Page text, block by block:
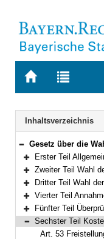
Zur
Zur
letzten
Suche
Inhaltsverzeichnis
Bereich reduzieren
Gesetz über die Wahl der Gemeinderäte, der Bürgermeister, der Kreistage und
Bereich erweitern
Erster Teil
Bereich erweitern
Zweiter Teil Wahl der
Bereich erweitern
Dritter Teil Wahl der ersten
Bereich erweitern
Vierter Teil
Bereich erweitern
Fünfter Teil
Bereich reduzieren
Sechster Teil Kosten,
Art. 53